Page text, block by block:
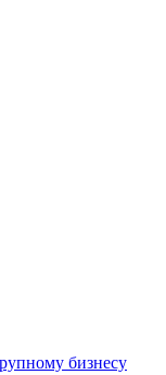
бизнесу